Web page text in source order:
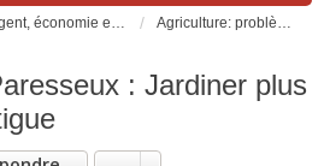
Argent, économie et finance. Alimentation et agriculture. Développement durable, pollution de l'air et catastrophes. Gestion des déchets. Agriculture: problèmes et pollutions, nouvelles techniques et solutions
: Jardiner plus